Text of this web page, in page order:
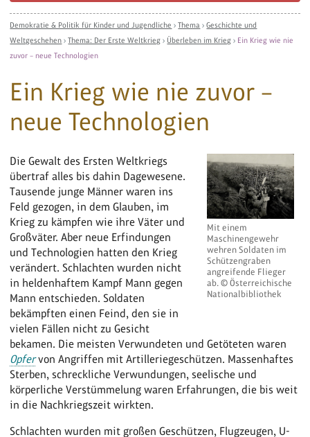
Demokratie & Politik für Kinder und Jugendliche ›Thema ›Geschichte und
Weltgeschehen ›Thema: Der Erste Weltkrieg › Überleben im Krieg › Ein Krieg wie nie
zuvor – neue Technologien
Ein Krieg wie nie zuvor –
neue Technologien
Mit einem
Maschinengewehr
wehren Soldaten im
Schützengraben
angreifende Flieger
ab. © Österreichische
Nationalbibliothek
Die Gewalt des Ersten Weltkriegs
übertraf alles bis dahin Dagewesene.
Tausende junge Männer waren ins
Feld gezogen, in dem Glauben, im
Krieg zu kämpfen wie ihre Väter und
Großväter. Aber neue Erfindungen
und Technologien hatten den Krieg
verändert. Schlachten wurden nicht
in heldenhaftem Kampf Mann gegen
Mann entschieden. Soldaten
bekämpften einen Feind, den sie in
vielen Fällen nicht zu Gesicht
bekamen. Die meisten Verwundeten und Getöteten waren
Opfervon Angriffen mit Artilleriegeschützen. Massenhaftes
Sterben, schreckliche Verwundungen, seelische und
körperliche Verstümmelung waren Erfahrungen, die bis weit
in die Nachkriegszeit wirkten.
Schlachten wurden mit großen Geschützen, Flugzeugen, U-